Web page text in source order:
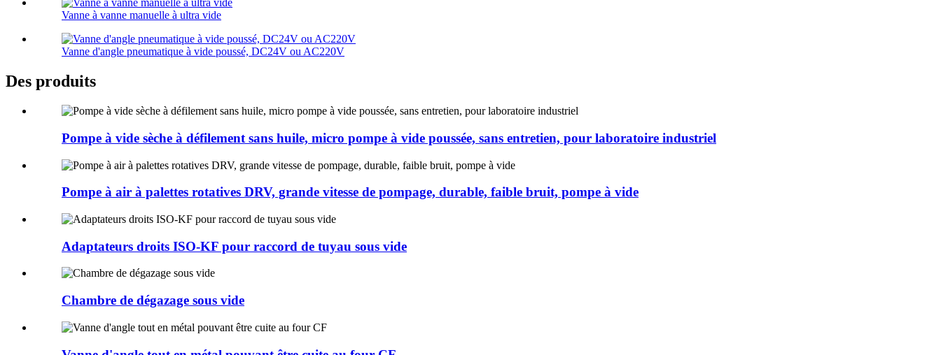
Vanne à vanne manuelle à ultra vide
Vanne d'angle pneumatique à vide poussé, DC24V ou AC220V
Des produits
Pompe à vide sèche à défilement sans huile, micro pompe à vide poussée, sans entretien, pour laboratoire industriel
Pompe à air à palettes rotatives DRV, grande vitesse de pompage, durable, faible bruit, pompe à vide
Adaptateurs droits ISO-KF pour raccord de tuyau sous vide
Chambre de dégazage sous vide